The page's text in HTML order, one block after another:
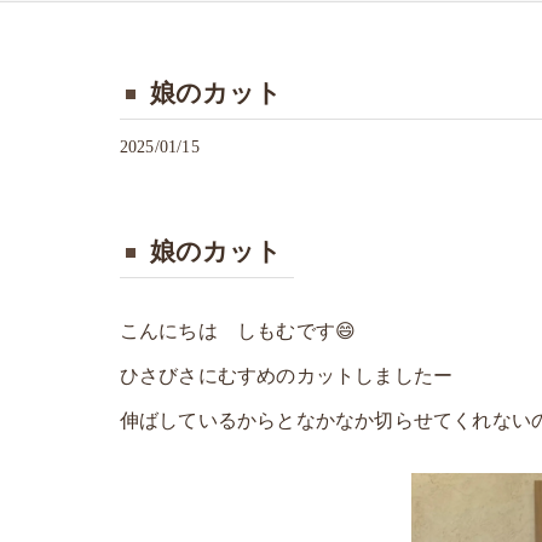
娘のカット
2025/01/15
娘のカット
こんにちは しもむです😄
ひさびさにむすめのカットしましたー
伸ばしているからとなかなか切らせてくれな